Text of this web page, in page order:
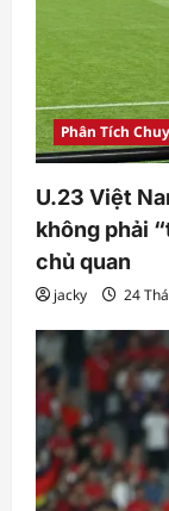
Phân Tích
U.23 Việt
không phải
chủ quan
jacky 24